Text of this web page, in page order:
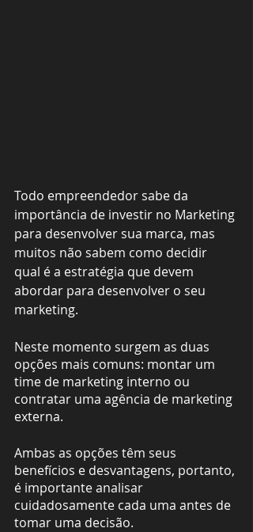
Todo empreendedor sabe da
importância de investir no Marketing
para desenvolver sua marca, mas
muitos não sabem como decidir
qual é a estratégia que devem
abordar para desenvolver o seu
marketing.
Neste momento surgem as duas
opções mais comuns: montar um
time de marketing interno ou
contratar uma agência de marketing
externa.
Ambas as opções têm seus
benefícios e desvantagens, portanto,
é importante analisar
cuidadosamente cada uma antes de
tomar uma decisão.